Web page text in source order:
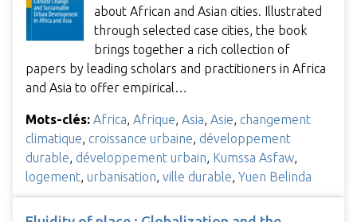
about African and Asian cities. Illustrated
through selected case cities, the book
brings together a rich collection of
papers by leading scholars and practitioners in Africa
and Asia to offer empirical…
Mots-clés: Africa Afrique Asia Asie changement
climatique croissance urbaine développement
durable développement urbain Kumssa Asfaw
logement urbanisation ville durable Yuen Belinda